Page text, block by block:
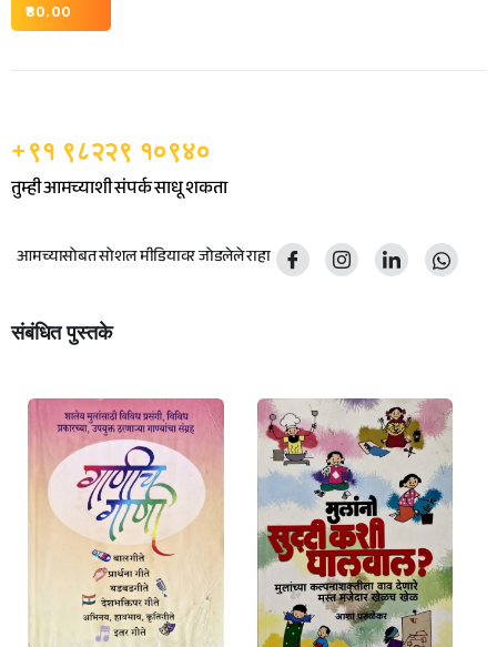
80.00
+९१ ९८२२९ १०९४०
तुम्ही आमच्याशी संपर्क साधू शकता
आमच्यासोबत सोशल मीडियावर जोडलेले राहा
संबंधित पुस्तके